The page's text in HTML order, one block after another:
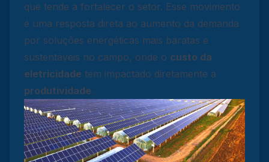
que tende a fortalecer o setor. Esse movimento
é uma resposta direta ao aumento da demanda
por soluções energéticas mais baratas e
sustentáveis no campo, onde o custo da
eletricidade tem impactado diretamente a
produtividade.